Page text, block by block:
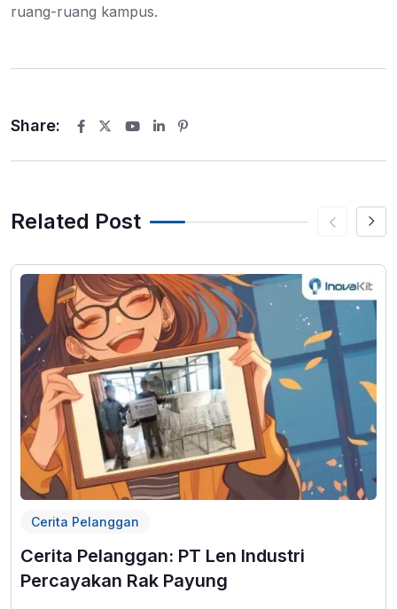
ruang-ruang kampus.
Share:
Youtube
LinkedIn
Related Post
Cerita Pelanggan
Cerita Pelanggan: PT Len Industri
Percayakan Rak Payung